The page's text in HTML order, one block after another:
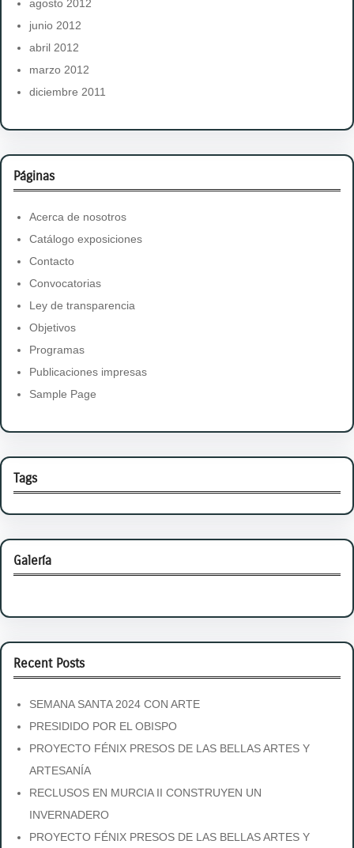
agosto 2012
junio 2012
abril 2012
marzo 2012
diciembre 2011
Páginas
Acerca de nosotros
Catálogo exposiciones
Contacto
Convocatorias
Ley de transparencia
Objetivos
Programas
Publicaciones impresas
Sample Page
Tags
Galería
Recent Posts
SEMANA SANTA 2024 CON ARTE
PRESIDIDO POR EL OBISPO
PROYECTO FÉNIX PRESOS DE LAS BELLAS ARTES Y
ARTESANÍA
RECLUSOS EN MURCIA II CONSTRUYEN UN
INVERNADERO
PROYECTO FÉNIX PRESOS DE LAS BELLAS ARTES Y